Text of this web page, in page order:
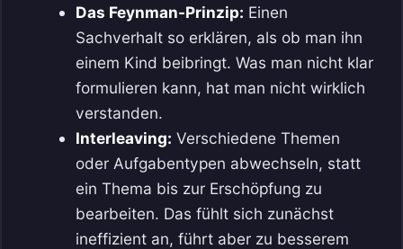
Das Feynman-Prinzip: Einen
Sachverhalt so erklären, als ob man ihn
einem Kind beibringt. Was man nicht klar
formulieren kann, hat man nicht wirklich
verstanden.
Interleaving: Verschiedene Themen
oder Aufgabentypen abwechseln, statt
ein Thema bis zur Erschöpfung zu
bearbeiten. Das fühlt sich zunächst
ineffizient an, führt aber zu besserem